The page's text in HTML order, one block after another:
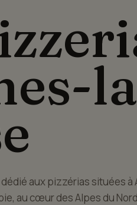
aux pizzérias situées à
au cœur des Alpes du